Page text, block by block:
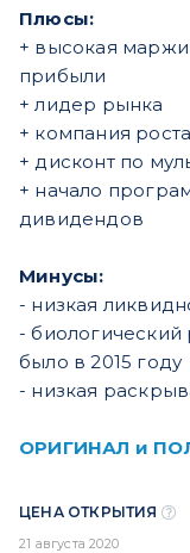
Плюсы:
+ высокая
прибыли
+ лидер рынка
+ компания
+ дисконт по
+ начало
дивидендов
Минусы:
- низкая
- биологический
было в 2015 году
- низкая
ОРИГИНАЛ и
ЦЕНА ОТКРЫТИЯ
21 августа 2020